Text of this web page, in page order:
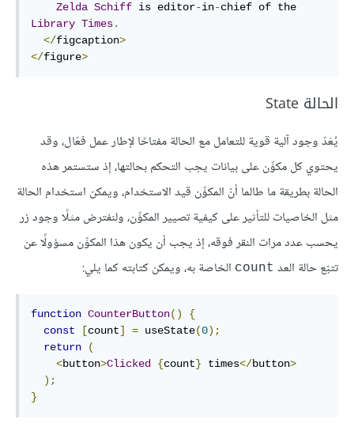
Zelda Schiff is editor-in-
Library Times.
</figcaption>
</figure>
الحالة State
يُعَدّ وجود آلية قوية للتعامل مع الحالة مفتاحًا لإطار عمل فعّال، وقد
يحتوي كل مكوِّن على بيانات يجب التحكم بحالتها، إذ ستستمر هذه
الحالة بطريقة ما طالما أنّ المكوِّن قيد الاستخدام، ويمكن استخدام الحالة
مثل الخاصيات للتأثير على كيفية تصيير المكوِّن، ولنفترض مثلًا وجود زر
يحسب عدد مرات النقر فوقه، إذ يجب أن يكون هذا المكوِّن مسؤولًا عن
تتبّع حالة العد count الخاصة به، ويمكن كتابته كما يلي:
function CounterButton()
{
const
[count] = useState(0);
return
(
<button>Clicked {count} times</button>
);
}